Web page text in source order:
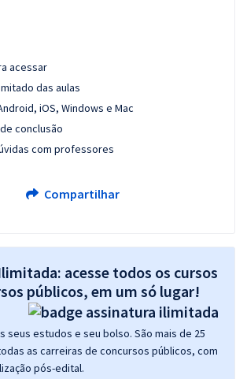
acessar
das aulas
iOS, Windows e Mac
conclusão
com professores
Compartilhar
acesse todos os cursos
públicos, em um só lugar!
seus estudos e seu bolso. São mais de 25
as carreiras de concursos públicos, com
pós-edital.